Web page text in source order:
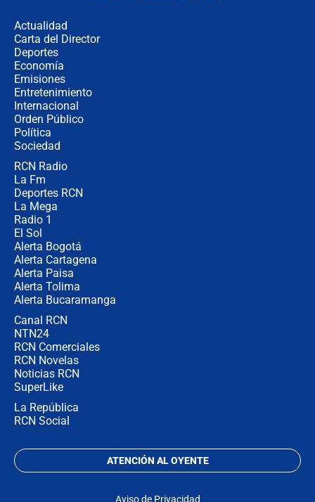
Actualidad
Carta del Director
Deportes
Economía
Emisiones
Entretenimiento
Internacional
Orden Público
Política
Sociedad
RCN Radio
La Fm
Deportes RCN
La Mega
Radio 1
El Sol
Alerta Bogotá
Alerta Cartagena
Alerta Paisa
Alerta Tolima
Alerta Bucaramanga
Canal RCN
NTN24
RCN Comerciales
RCN Novelas
Noticias RCN
SuperLike
La República
RCN Social
ATENCIÓN AL OYENTE
Aviso de Privacidad